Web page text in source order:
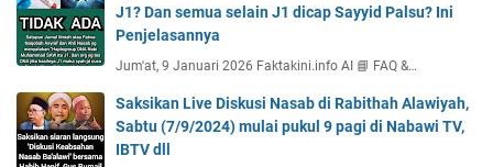
J1? Dan semua selain J1 dicap Sayyid Palsu? Ini
Penjelasannya
Jum'at, 9 Januari 2026 Faktakini.info AI 📘 FAQ &…
Saksikan Live Diskusi Nasab di Rabithah Alawiyah,
Sabtu (7/9/2024) mulai pukul 9 pagi di Nabawi TV,
IBTV dll